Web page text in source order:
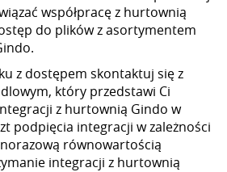
współpracę z hurtownią
do plików z asortymentem
z dostępem skontaktuj się z
który przedstawi Ci
z hurtownią Gindo w
podpięcia integracji w zależności
równowartością
integracji z hurtownią